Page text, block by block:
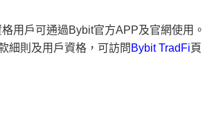
用戶可通過Bybit官方APP及官網使用。
細則及用戶資格，可訪問 Bybit TradFi頁